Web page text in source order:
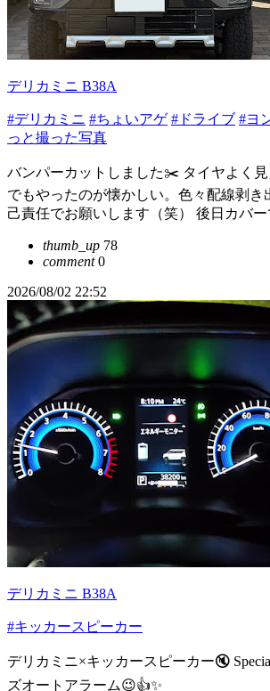
デリカミニ B38A
#デリカミニ #ちょいアゲ #ドライブ #ヨ
っと撮った写真
バンパーカットしました✂️ タイヤよく見
でもやったのが懐かしい。色々配線剥き
己責任でお願いします（笑） 後日カバー
thumb_up 78
comment0
2026/08/02 22:52
デリカミニ B38A
#キッカースピーカー
デリカミニ×キッカースピーカー🔇
ズオートアラーム😉👍✨